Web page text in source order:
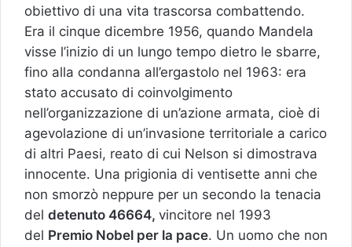
obiettivo di una vita trascorsa combattendo.
Era il cinque dicembre 1956, quando Mandela
visse l’inizio di un lungo tempo dietro le sbarre,
fino alla condanna all’ergastolo nel 1963: era
stato accusato di coinvolgimento
nell’organizzazione di un’azione armata, cioè di
agevolazione di un’invasione territoriale a carico
di altri Paesi, reato di cui Nelson si dimostrava
innocente. Una prigionia di ventisette anni che
non smorzò neppure per un secondo la tenacia
del detenuto 46664, vincitore nel 1993
del Premio Nobel per la pace. Un uomo che non